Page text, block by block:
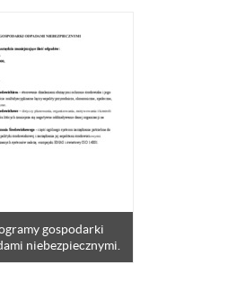
gospodarki
niebezpiecznymi.